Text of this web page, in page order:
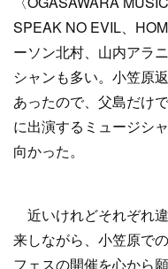
SPEAK NO EVIL、
ーソン北村、山内アラ
シャンも多い。小笠原
あったので、父島だけ
に出演するミュージシ
向かった。
近いけれどそれぞれ
来しながら、小笠原で
フェスの開催を心から